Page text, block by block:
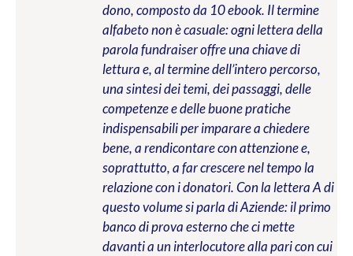
dono, composto da 10 ebook. Il termine
alfabeto non è casuale: ogni lettera della
parola fundraiser offre una chiave di
lettura e, al termine dell’intero percorso,
una sintesi dei temi, dei passaggi, delle
competenze e delle buone pratiche
indispensabili per imparare a chiedere
bene, a rendicontare con attenzione e,
soprattutto, a far crescere nel tempo la
relazione con i donatori. Con la lettera A di
questo volume si parla di Aziende: il primo
banco di prova esterno che ci mette
davanti a un interlocutore alla pari con cui